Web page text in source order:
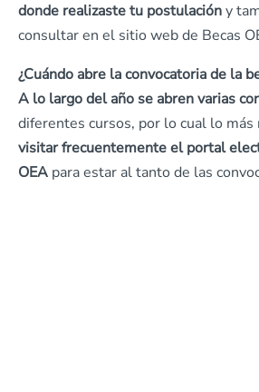
donde realizaste tu postulacióny
consultar en el sitio web de Becas
¿Cuándo abre la convocatoria de la
A lo largo del año se abren varias
diferentes cursos, por lo cual lo más
visitar frecuentemente el portal
OEA para estar al tanto de las